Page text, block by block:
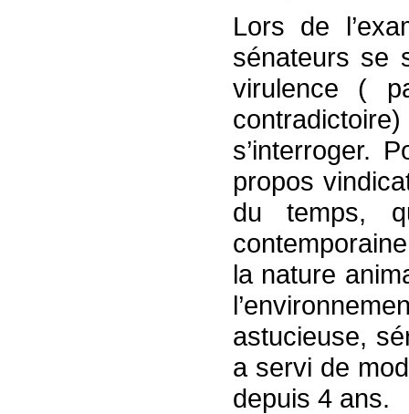
Lors de
sénateurs se
virulence (
s’interroger.
propos
du temps,
la nature
astucieuse,
a servi de
depuis 4 ans.